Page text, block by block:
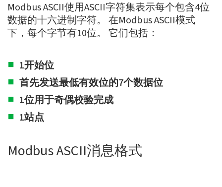
Modbus ASCII使用ASCII字符集表示每个包含4位
数据的十六进制字符。 在Modbus ASCII模式
下，每个字节有10位。 它们包括：
1开始位
首先发送最低有效位的7个数据位
1位用于奇偶校验完成
1站点
Modbus ASCII消息格式